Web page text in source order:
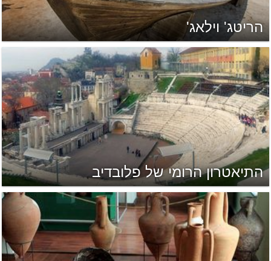
הריטג' וילאג'
התיאטרון הרומי של פלובדיב